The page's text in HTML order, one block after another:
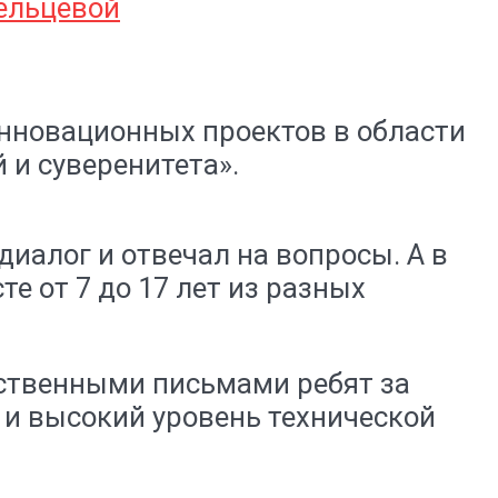
проектов в области
суверенитета».
и отвечал на вопросы. А в
от 7 до 17 лет из разных
письмами ребят за
высокий уровень технической